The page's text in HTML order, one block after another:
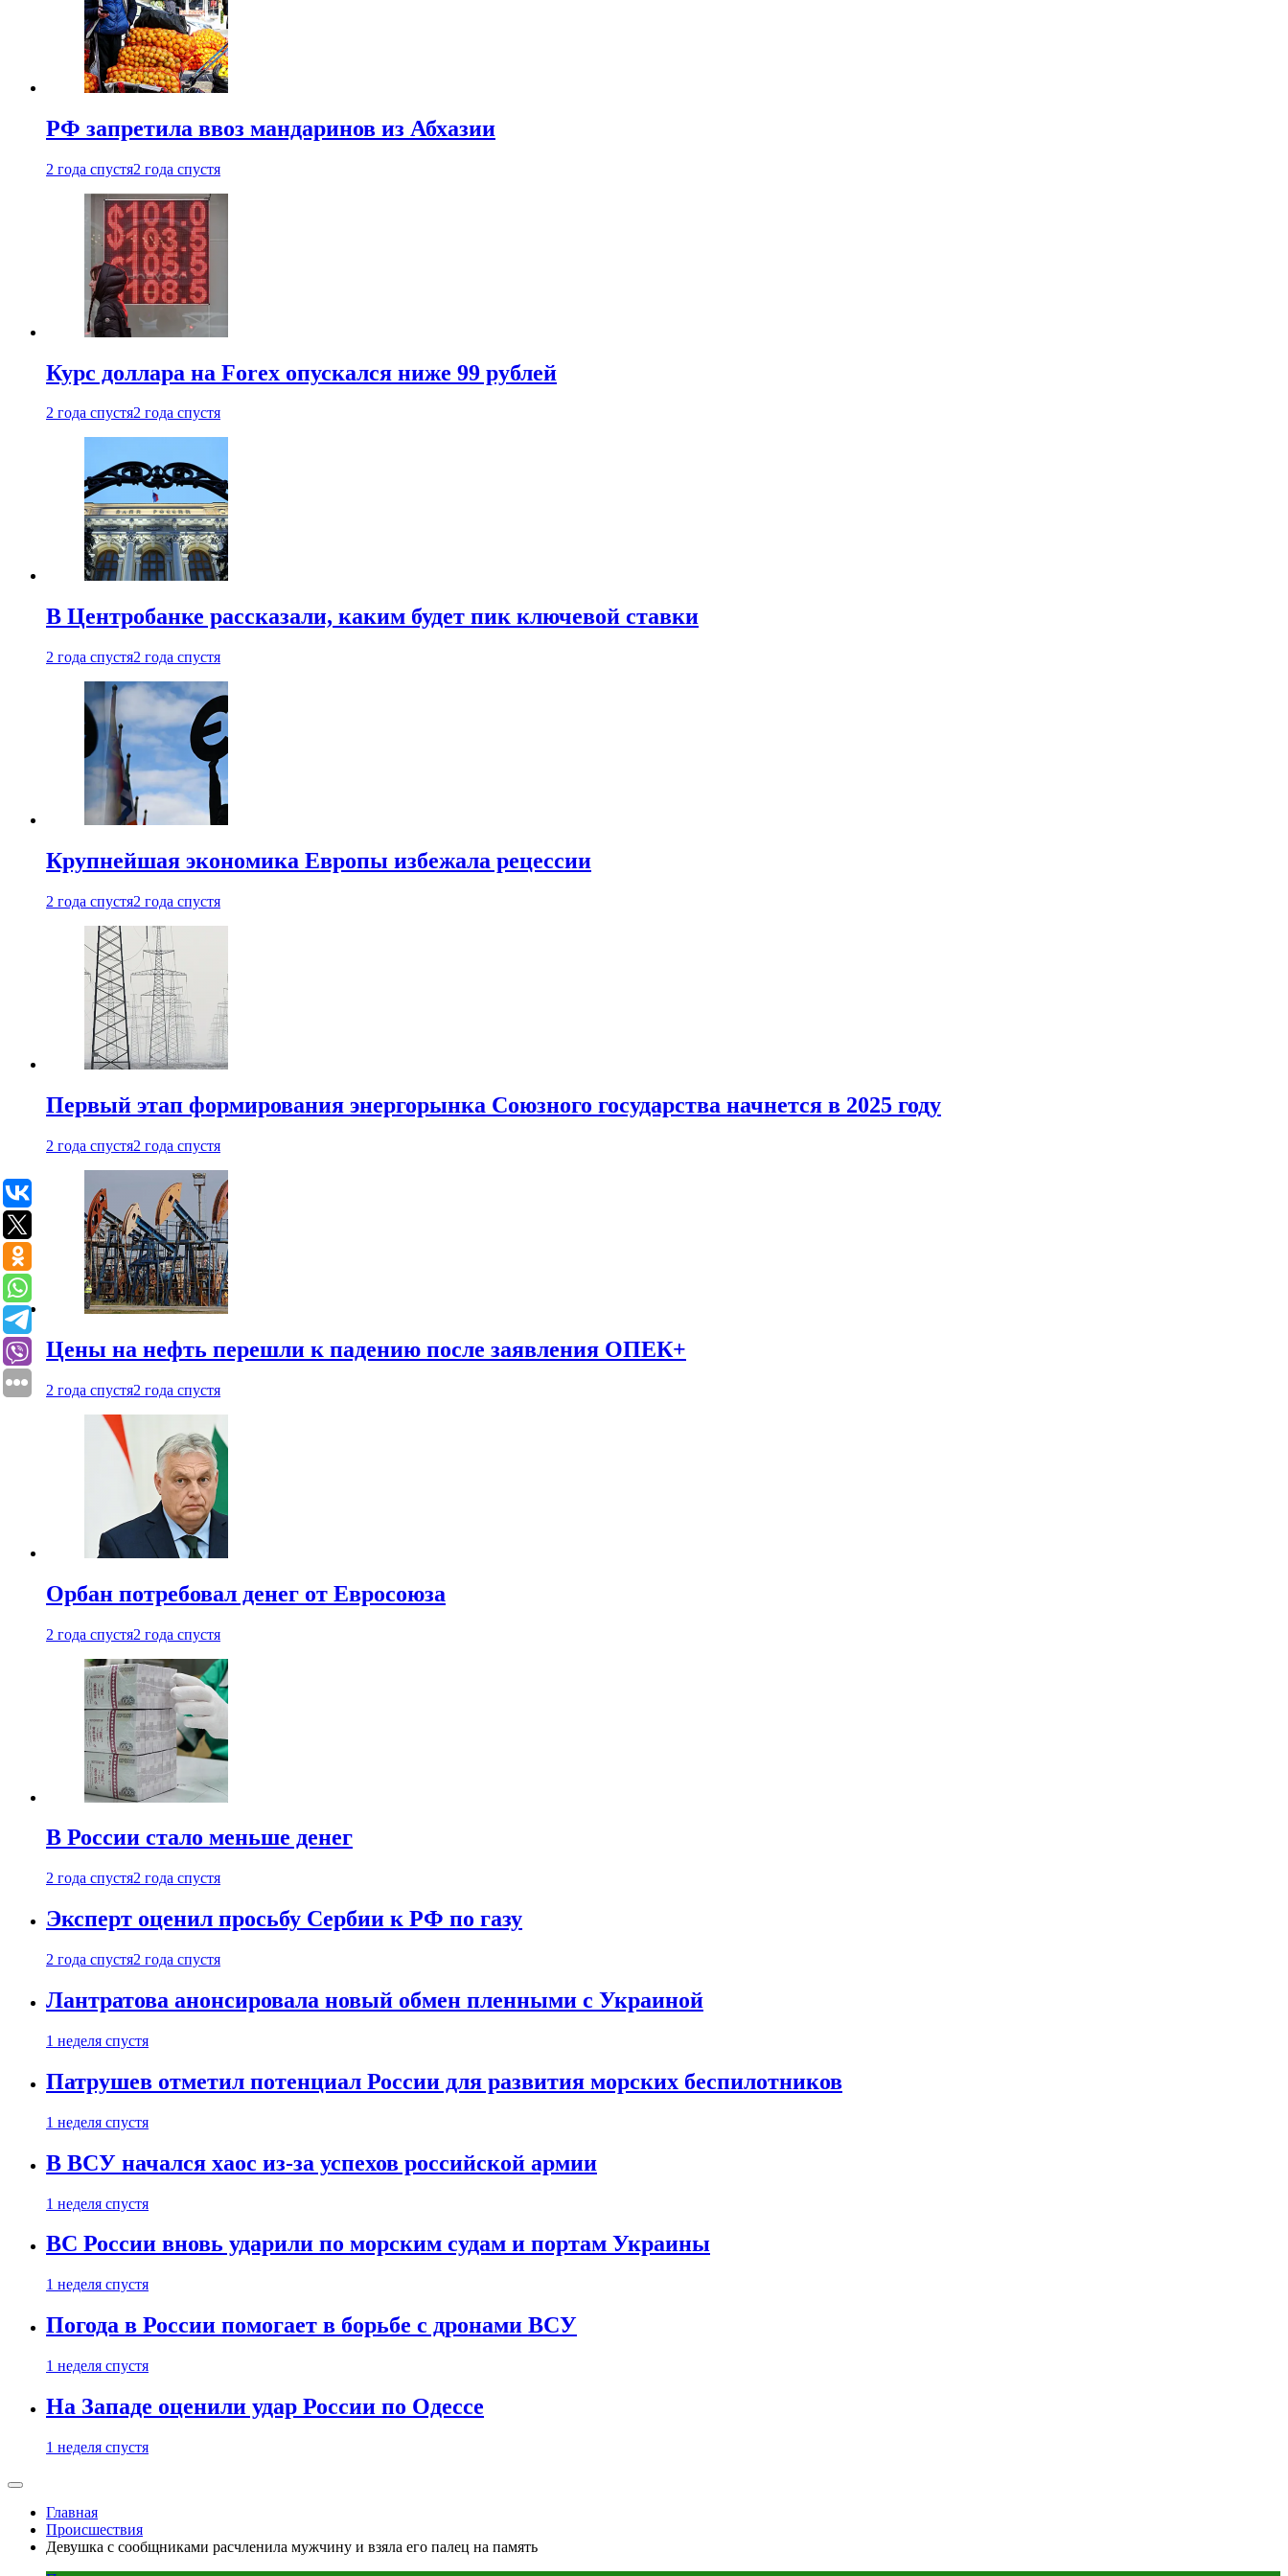
РФ запретила ввоз мандаринов из Абхазии
2 года спустя2 года спустя
Курс доллара на Forex опускался ниже 99 рублей
2 года спустя2 года спустя
В Центробанке рассказали, каким будет пик ключевой ставки
2 года спустя2 года спустя
Крупнейшая экономика Европы избежала рецессии
2 года спустя2 года спустя
Первый этап формирования энергорынка Союзного государства начнется в 2025 году
2 года спустя2 года спустя
Цены на нефть перешли к падению после заявления ОПЕК+
2 года спустя2 года спустя
Орбан потребовал денег от Евросоюза
2 года спустя2 года спустя
В России стало меньше денег
2 года спустя2 года спустя
Эксперт оценил просьбу Сербии к РФ по газу
2 года спустя2 года спустя
Лантратова анонсировала новый обмен пленными с Украиной
1 неделя спустя
Патрушев отметил потенциал России для развития морских беспилотников
1 неделя спустя
В ВСУ начался хаос из-за успехов российской армии
1 неделя спустя
ВС России вновь ударили по морским судам и портам Украины
1 неделя спустя
Погода в России помогает в борьбе с дронами ВСУ
1 неделя спустя
На Западе оценили удар России по Одессе
1 неделя спустя
Главная
Происшествия
Девушка с сообщниками расчленила мужчину и взяла его палец на память